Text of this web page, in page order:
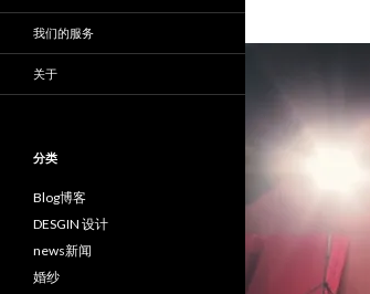
我们的服务
关于
分类
Blog博客
DESGIN 设计
news新闻
婚纱